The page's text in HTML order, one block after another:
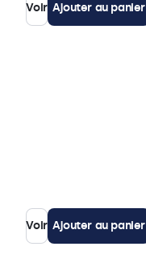
Voir Ajouter au panier
Voir Ajouter au panier